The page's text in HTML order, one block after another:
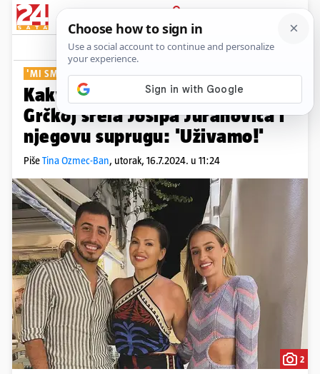
PRIJAVA
Show Komentari
'MI SMO NA MEDENOM MJESECU'
Kakvo društvo! Nina Badrić je u
Grčkoj srela Josipa Juranovića i
njegovu suprugu: 'Uživamo!'
PišeTina Ozmec-Ban, utorak, 16.7.2024. u 11:24
2